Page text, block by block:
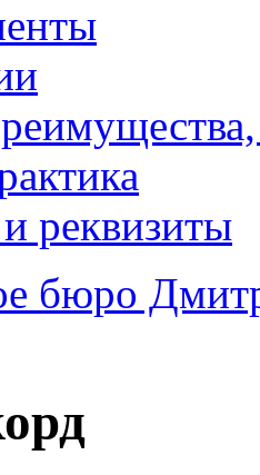
реквизиты
бюро